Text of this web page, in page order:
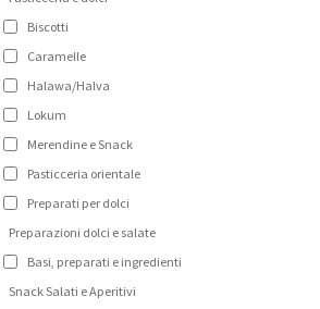
Biscotti
Caramelle
Halawa/Halva
Lokum
Merendine e Snack
Pasticceria orientale
Preparati per dolci
Preparazioni dolci e salate
Basi, preparati e ingredienti
Snack Salati e Aperitivi